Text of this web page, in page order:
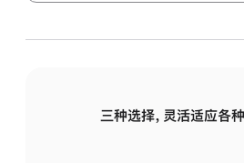
三种选择，灵活适应各